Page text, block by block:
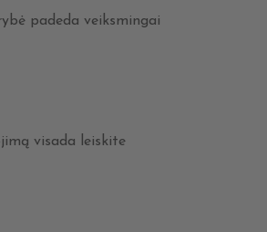
padeda veiksmingai
visada leiskite